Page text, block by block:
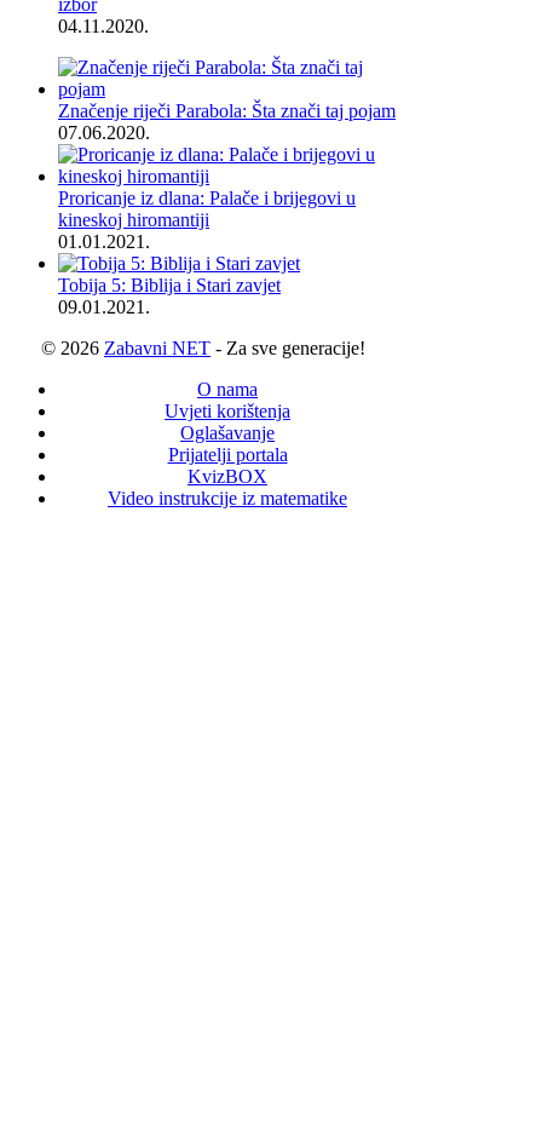
izbor
04.11.2020.
Značenje riječi Parabola: Šta znači taj pojam
07.06.2020.
Proricanje iz dlana: Palače i brijegovi u
kineskoj hiromantiji
01.01.2021.
Tobija 5: Biblija i Stari zavjet
09.01.2021.
© 2026 Zabavni NET - Za sve generacije!
O nama
Uvjeti korištenja
Oglašavanje
Prijatelji portala
KvizBOX
Video instrukcije iz matematike